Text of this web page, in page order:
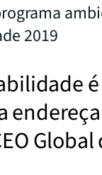
2019